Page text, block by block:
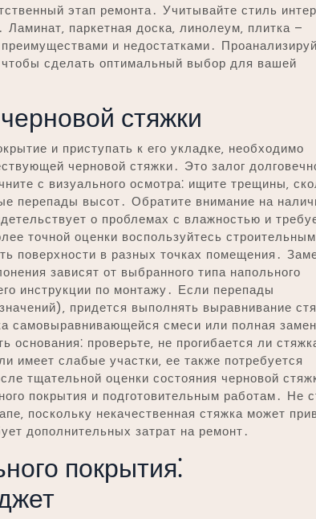
этап ремонта․ Учитывайте стиль
Ламинат‚ паркетная доска‚ линолеум‚ плитка –
и недостатками․
сделать оптимальный выбор для вашей
стяжки
и приступать к его укладке‚ необходимо
черновой стяжки․ Это залог
с визуального осмотра⁚ ищите трещины‚
перепады высот․ Обратите внимание на
о проблемах с влажностью и
точной оценки воспользуйтесь строительным
поверхности в разных точках помещения․
зависят от выбранного типа напольного
инструкции по монтажу․ Если перепады
придется выполнять выравнивание
самовыравнивающейся смеси или полная
основания⁚ проверьте‚ не прогибается ли
имеет слабые участки‚ ее также потребуется
тщательной оценки состояния черновой
покрытия и подготовительным работам․ Не
поскольку некачественная стяжка может
дополнительных затрат на ремонт․
покрытия⁚